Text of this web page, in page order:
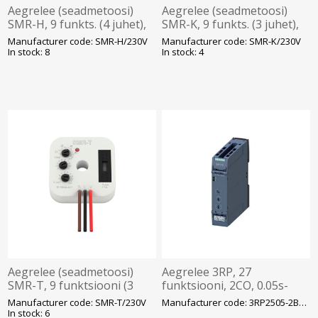
Aegrelee (seadmetoosi)
SMR-H, 9 funkts. (4 juhet),
0.1s - 240h, 0-200VA AC1,
230VAC, Elko
Manufacturer code: SMR-H/230V
In stock: 8
Aegrelee (seadmetoosi)
SMR-K, 9 funkts. (3 juhet),
0.1s - 240h, 10-160VA AC1,
230VAC, Elko
Manufacturer code: SMR-K/230V
In stock: 4
Aegrelee (seadmetoosi)
SMR-T, 9 funktsiooni (3
juhet), 0.1s - 240h, 10-
160VA AC1, 230VAC, Elko
Manufacturer code: SMR-T/230V
In stock: 6
Aegrelee 3RP, 27
funktsiooni, 2CO, 0.05s-
100h, 12-240VAC/DC,
Manufacturer code: 3RP2505-2BW30